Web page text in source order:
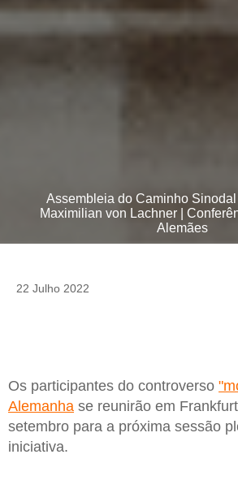
Assembleia do Caminho
Maximilian von Lachner |
Alemães
22 Julho 2022
Os participantes do controverso
Alemanha se reunirão em
setembro para a próxima sessão
iniciativa.